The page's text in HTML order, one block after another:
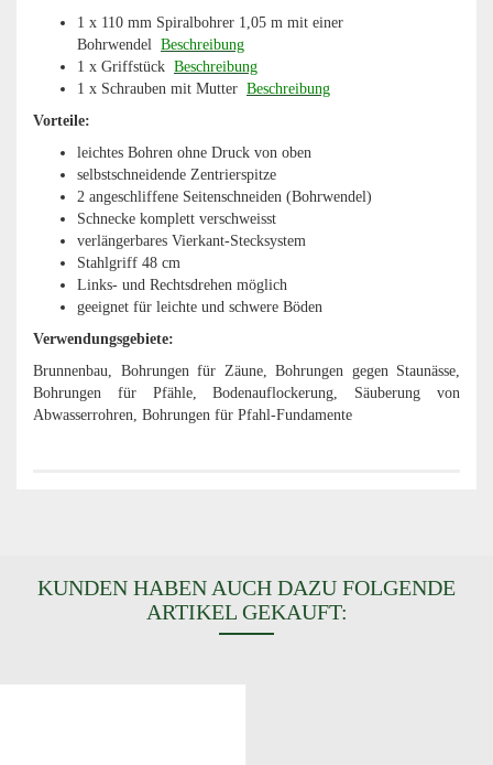
1 x 110 mm Spiralbohrer 1,05 m mit einer
Bohrwendel Beschreibung
1 x Griffstück Beschreibung
1 x Schrauben mit Mutter Beschreibung
Vorteile:
leichtes Bohren ohne Druck von oben
selbstschneidende Zentrierspitze
2 angeschliffene Seitenschneiden (Bohrwendel)
Schnecke komplett verschweisst
verlängerbares Vierkant-Stecksystem
Stahlgriff 48 cm
Links- und Rechtsdrehen möglich
geeignet für leichte und schwere Böden
Verwendungsgebiete:
Brunnenbau, Bohrungen für Zäune, Bohrungen gegen Staunässe,
Bohrungen für Pfähle, Bodenauflockerung, Säuberung von
Abwasserrohren, Bohrungen für Pfahl-Fundamente
KUNDEN HABEN AUCH DAZU FOLGENDE
ARTIKEL GEKAUFT: